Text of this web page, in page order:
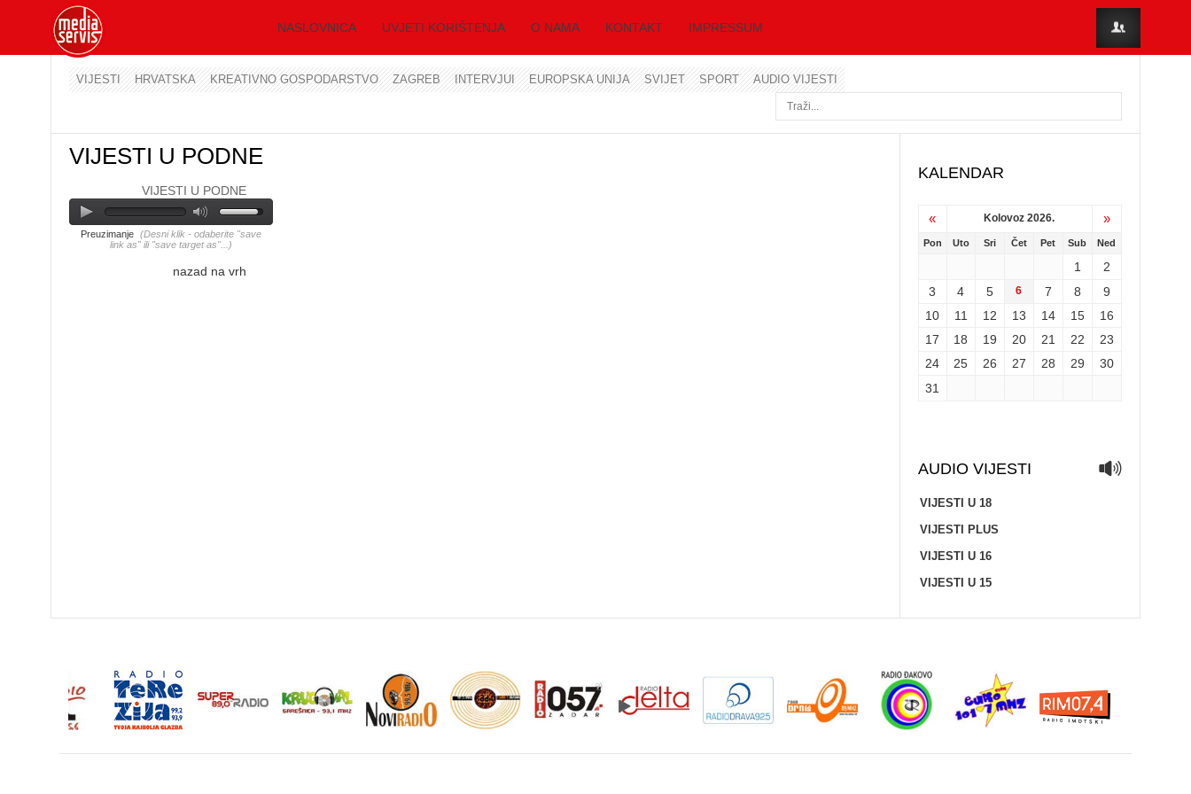
NASLOVNICA UVJETI KORIŠTENJA O NAMA KONTAKT IMPRESSUM
VIJESTI HRVATSKA KREATIVNO GOSPODARSTVO ZAGREB INTERVJUI EUROPSKA UNIJA SVIJET SPORT AUDIO VIJESTI
VIJESTI U PODNE
VIJESTI U PODNE
Preuzimanje (Desni klik - odaberite "save
link as" ili "save target as"...)
nazad na vrh
KALENDAR
« Kolovoz 2026. »
Pon Uto Sri Čet Pet Sub Ned
1
2
3
4 5 6 7 8
9
10
11 12 13 14 15
16
17
18 19 20 21 22
23
24
25 26 27 28 29
30
31
AUDIO VIJESTI
VIJESTI U 18
VIJESTI PLUS
VIJESTI U 16
VIJESTI U 15